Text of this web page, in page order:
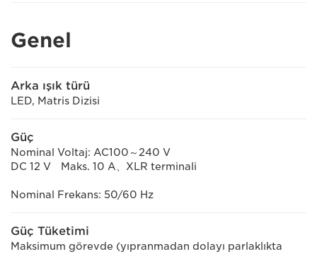
Genel
Arka ışık türü
LED, Matris Dizisi
Güç
Nominal Voltaj: AC100～240 V
DC 12 V Maks. 10 A、XLR terminali
Nominal Frekans: 50/60 Hz
Güç Tüketimi
Maksimum görevde (yıpranmadan dolayı parlaklıkta